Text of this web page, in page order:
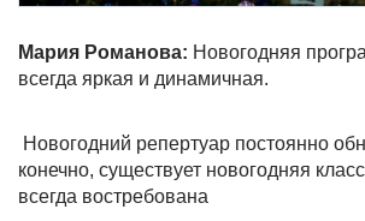
Мария Романова: Новогодняя
всегда яркая и динамичная.
Новогодний репертуар постоянно
конечно, существует новогодняя
всегда востребована